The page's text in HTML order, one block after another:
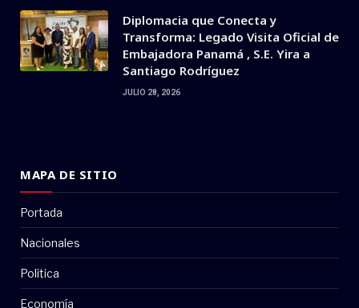
Diplomacia que Conecta y
Transforma: Legado Visita Oficial de
Embajadora Panamá , S.E. Yira a
Santiago Rodríguez
JULIO 28, 2026
MAPA DE SITIO
Portada
Nacionales
Politica
Economía